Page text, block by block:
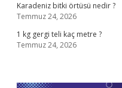
Karadeniz bitki örtüsü nedir ?
Temmuz 24, 2026
1 kg gergi teli kaç metre ?
Temmuz 24, 2026